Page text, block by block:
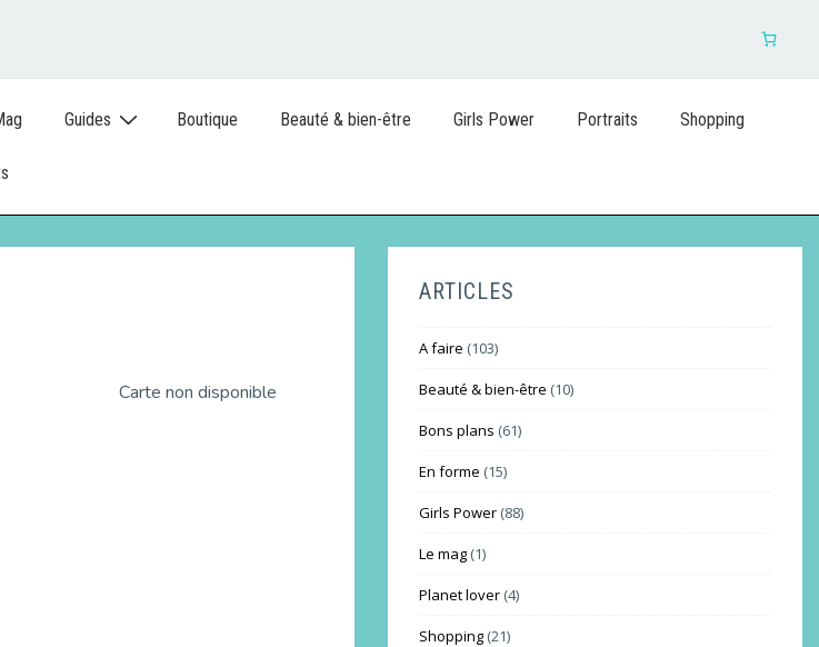
Guides Boutique Beauté & bien-être Girls Power Portraits Shopping
Carte non disponible
ARTICLES
A faire (103)
Beauté & bien-être (10)
Bons plans (61)
En forme (15)
Girls Power(88)
Le mag(1)
Planet lover(4)
Shopping(21)